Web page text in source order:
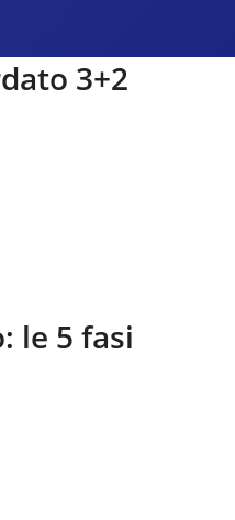
3+2
: le 5 fasi